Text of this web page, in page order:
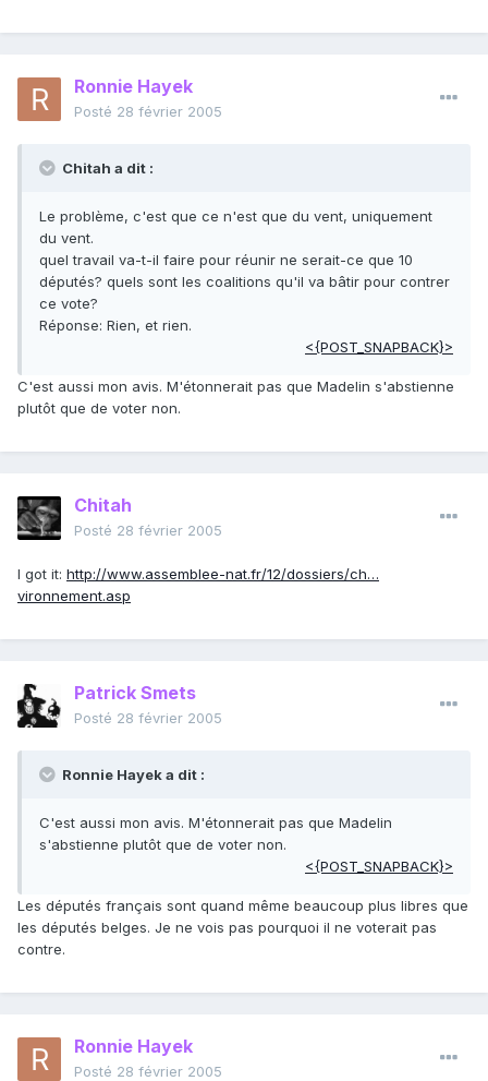
Ronnie Hayek
Posté 28 février 2005
Chitah a dit :
Le problème, c'est que ce n'est que du vent, uniquement
du vent.
quel travail va-t-il faire pour réunir ne serait-ce que 10
députés? quels sont les coalitions qu'il va bâtir pour contrer
ce vote?
Réponse: Rien, et rien.
<{POST_SNAPBACK}>
C'est aussi mon avis. M'étonnerait pas que Madelin s'abstienne
plutôt que de voter non.
Chitah
Posté 28 février 2005
I got it: http://www.assemblee-nat.fr/12/dossiers/ch…
vironnement.asp
Patrick Smets
Posté 28 février 2005
Ronnie Hayek a dit :
C'est aussi mon avis. M'étonnerait pas que Madelin
s'abstienne plutôt que de voter non.
<{POST_SNAPBACK}>
Les députés français sont quand même beaucoup plus libres que
les députés belges. Je ne vois pas pourquoi il ne voterait pas
contre.
Ronnie Hayek
Posté 28 février 2005